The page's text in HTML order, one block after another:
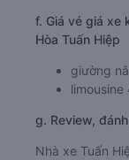
f. Giá vé giá xe
Hòa Tuấn Hiệp
giường
g. Review,
Nhà xe Tuấn